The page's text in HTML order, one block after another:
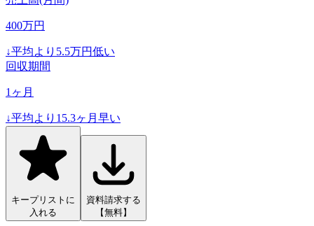
400万円
↓平均より 5.5万円低い
回収期間
1 ヶ月
↓平均より 15.3ヶ月早い
キープリストに
入れる
資料請求する
【無料】